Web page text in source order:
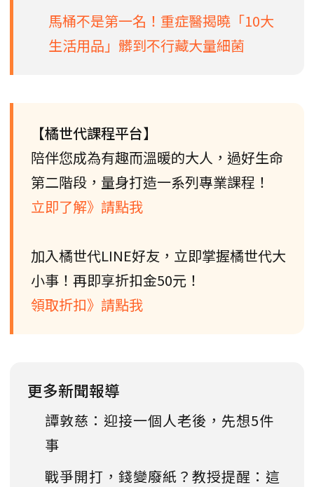
馬桶不是第一名！重症醫揭曉「10大
生活用品」髒到不行藏大量細菌
【橘世代課程平台】
陪伴您成為有趣而溫暖的大人，過好生命
第二階段，量身打造一系列專業課程！
立即了解》請點我
加入橘世代LINE好友，立即掌握橘世代大
小事！再即享折扣金50元！
領取折扣》請點我
更多新聞報導
譚敦慈：迎接一個人老後，先想5件
事
戰爭開打，錢變廢紙？教授提醒：這